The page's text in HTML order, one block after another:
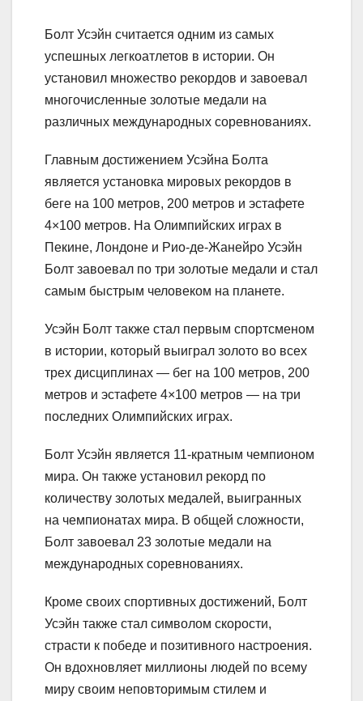
Болт Усэйн считается одним из самых
успешных легкоатлетов в истории. Он
установил множество рекордов и завоевал
многочисленные золотые медали на
различных международных соревнованиях.
Главным достижением Усэйна Болта
является установка мировых рекордов в
беге на 100 метров, 200 метров и эстафете
4×100 метров. На Олимпийских играх в
Пекине, Лондоне и Рио-де-Жанейро Усэйн
Болт завоевал по три золотые медали и стал
самым быстрым человеком на планете.
Усэйн Болт также стал первым спортсменом
в истории, который выиграл золото во всех
трех дисциплинах — бег на 100 метров, 200
метров и эстафете 4×100 метров — на три
последних Олимпийских играх.
Болт Усэйн является 11-кратным чемпионом
мира. Он также установил рекорд по
количеству золотых медалей, выигранных
на чемпионатах мира. В общей сложности,
Болт завоевал 23 золотые медали на
международных соревнованиях.
Кроме своих спортивных достижений, Болт
Усэйн также стал символом скорости,
страсти к победе и позитивного настроения.
Он вдохновляет миллионы людей по всему
миру своим неповторимым стилем и